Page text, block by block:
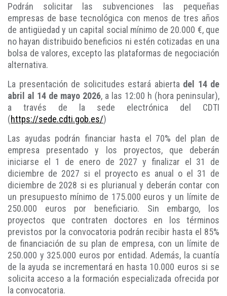
Podrán solicitar las subvenciones las pequeñas
empresas de base tecnológica con menos de tres años
de antigüedad y un capital social mínimo de 20.000 €, que
no hayan distribuido beneficios ni estén cotizadas en una
bolsa de valores, excepto las plataformas de negociación
alternativa.
La presentación de solicitudes estará abierta del 14 de
abril al 14 de mayo 2026, a las 12:00 h (hora peninsular),
a través de la sede electrónica del CDTI
(https://sede.cdti.gob.es/)
Las ayudas podrán financiar hasta el 70% del plan de
empresa presentado y los proyectos, que deberán
iniciarse el 1 de enero de 2027 y finalizar el 31 de
diciembre de 2027 si el proyecto es anual o el 31 de
diciembre de 2028 si es plurianual y deberán contar con
un presupuesto mínimo de 175.000 euros y un límite de
250.000 euros por beneficiario. Sin embargo, los
proyectos que contraten doctores en los términos
previstos por la convocatoria podrán recibir hasta el 85%
de financiación de su plan de empresa, con un límite de
250.000 y 325.000 euros por entidad. Además, la cuantía
de la ayuda se incrementará en hasta 10.000 euros si se
solicita acceso a la formación especializada ofrecida por
la convocatoria.